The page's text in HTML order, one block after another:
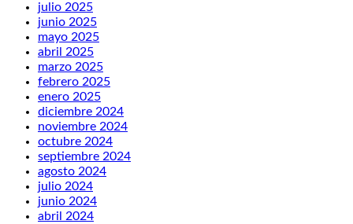
julio 2025
junio 2025
mayo 2025
abril 2025
marzo 2025
febrero 2025
enero 2025
diciembre 2024
noviembre 2024
octubre 2024
septiembre 2024
agosto 2024
julio 2024
junio 2024
abril 2024